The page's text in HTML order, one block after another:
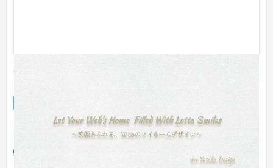
ホームページ制作工房 Yutaka Design｜ユタカデザ
見やすさを考慮したLP風の１ページスタイルで、シンプルな中
にもちょっとした遊び心を(^^)サイトに温かみを持たせ、より人
物のイ...